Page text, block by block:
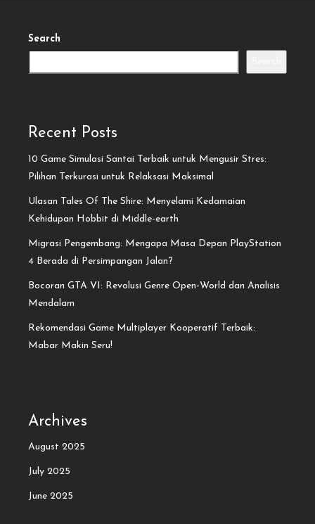
Search
Recent Posts
10 Game Simulasi Santai Terbaik untuk Mengusir Stres:
Pilihan Terkurasi untuk Relaksasi Maksimal
Ulasan Tales Of The Shire: Menyelami Kedamaian
Kehidupan Hobbit di Middle-earth
Migrasi Pengembang: Mengapa Masa Depan PlayStation
4 Berada di Persimpangan Jalan?
Bocoran GTA VI: Revolusi Genre Open-World dan Analisis
Mendalam
Rekomendasi Game Multiplayer Kooperatif Terbaik:
Mabar Makin Seru!
Archives
August 2025
July 2025
June 2025